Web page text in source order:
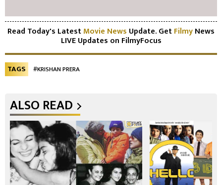
Read Today's LatestMovie News Update. GetFilmyNews
LIVE Updates on FilmyFocus
TAGS #KRISHAN PRERA
ALSO READ